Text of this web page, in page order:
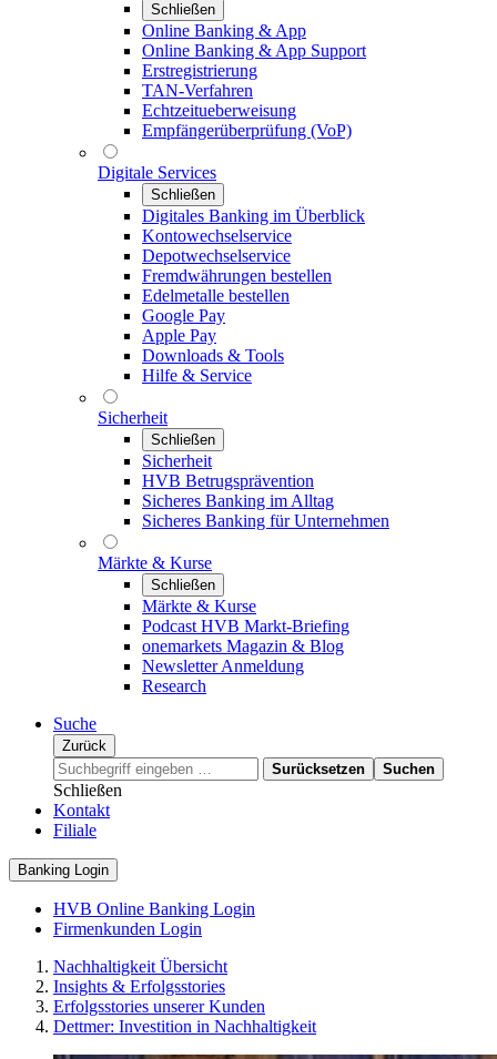
Schließen
Online Banking & App
Online Banking & App Support
Erstregistrierung
TAN-Verfahren
Echtzeitueberweisung
Empfängerüberprüfung (VoP)
Digitale Services
Schließen
Digitales Banking im Überblick
Kontowechselservice
Depotwechselservice
Fremdwährungen bestellen
Edelmetalle bestellen
Google Pay
Apple Pay
Downloads & Tools
Hilfe & Service
Sicherheit
Schließen
Sicherheit
HVB Betrugsprävention
Sicheres Banking im Alltag
Sicheres Banking für Unternehmen
Märkte & Kurse
Schließen
Märkte & Kurse
Podcast HVB Markt-Briefing
onemarkets Magazin & Blog
Newsletter Anmeldung
Research
Suche
Zurück
Surücksetzen
Suchen
Schließen
Kontakt
Filiale
Banking Login
HVB Online Banking Login
Firmenkunden Login
Nachhaltigkeit Übersicht
Insights & Erfolgsstories
Erfolgsstories unserer Kunden
Dettmer: Investition in Nachhaltigkeit